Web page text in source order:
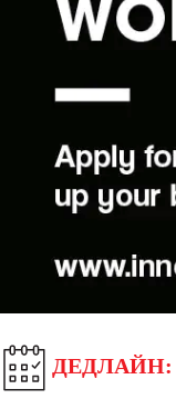
ДЕДЛАЙН: